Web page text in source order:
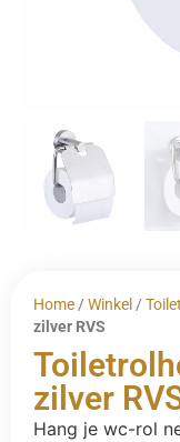
Home / Winkel /
zilver RVS
zilver
Hang je wc-rol